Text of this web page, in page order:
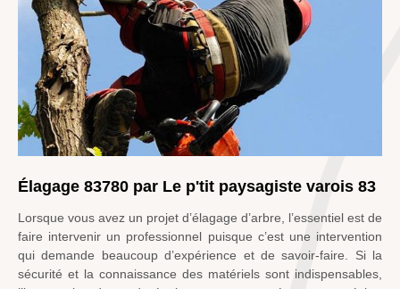
Élagage 83780 par Le p'tit paysagiste varois 83
Lorsque vous avez un projet d’élagage d’arbre, l’essentiel est de
faire intervenir un professionnel puisque c’est une intervention
qui demande beaucoup d’expérience et de savoir-faire. Si la
sécurité et la connaissance des matériels sont indispensables,